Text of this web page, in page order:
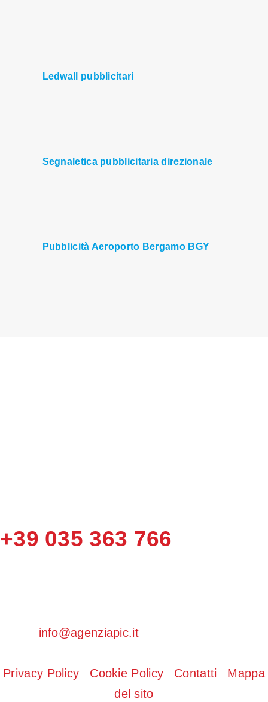
Ledwall pubblicitari
Segnaletica pubblicitaria direzionale
Pubblicità Aeroporto Bergamo BGY
+39 035 363 766
info@agenziapic.it
Privacy Policy
Cookie Policy Contatti
Mappa
del sito